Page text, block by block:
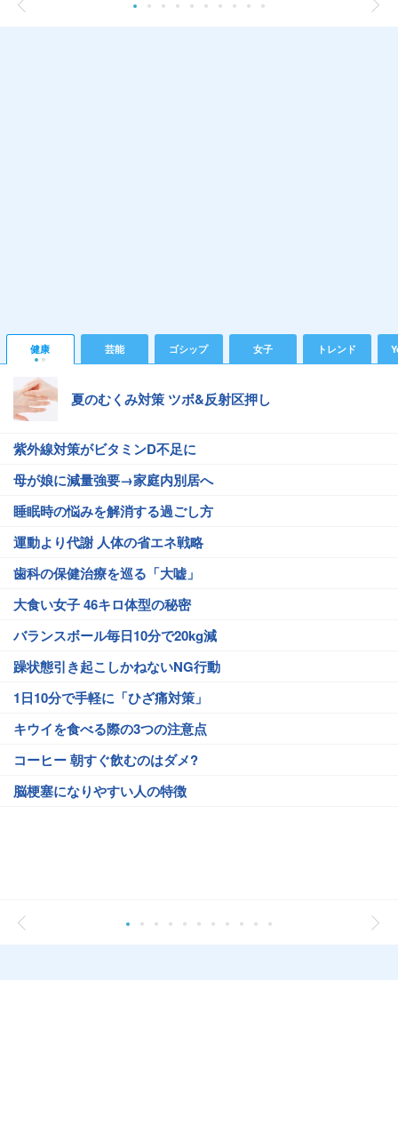
健康 芸能 ゴシップ 女子 トレンド
夏のむくみ対策 ツボ&反射区押し
紫外線対策がビタミンD不足に
母が娘に減量強要→家庭内別居へ
睡眠時の悩みを解消する過ごし方
運動より代謝 人体の省エネ戦略
歯科の保健治療を巡る「大嘘」
大食い女子 46キロ体型の秘密
バランスボール毎日10分で20kg減
躁状態引き起こしかねないNG行動
1日10分で手軽に「ひざ痛対策」
キウイを食べる際の3つの注意点
コーヒー 朝すぐ飲むのはダメ?
脳梗塞になりやすい人の特徴